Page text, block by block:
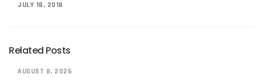
JULY 18, 2018
Related Posts
AUGUST 8, 2026